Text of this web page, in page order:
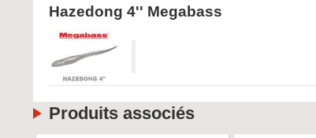
Hazedong 4'' Megabass
Produits associés